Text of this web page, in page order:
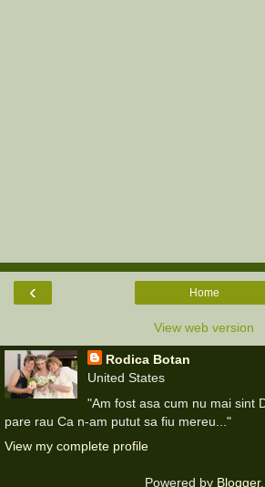
‹ Home
View web version
Rodica Botan
United States
"Am fost asa cum nu mai sint
pare rau Ca n-am putut sa fiu mereu..."
View my complete profile
Powered by Blogger.